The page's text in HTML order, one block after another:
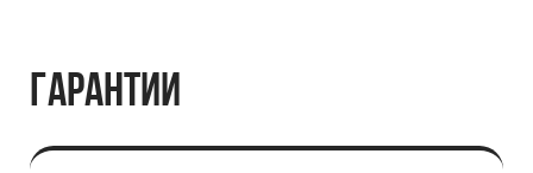
ГАРАНТИИ